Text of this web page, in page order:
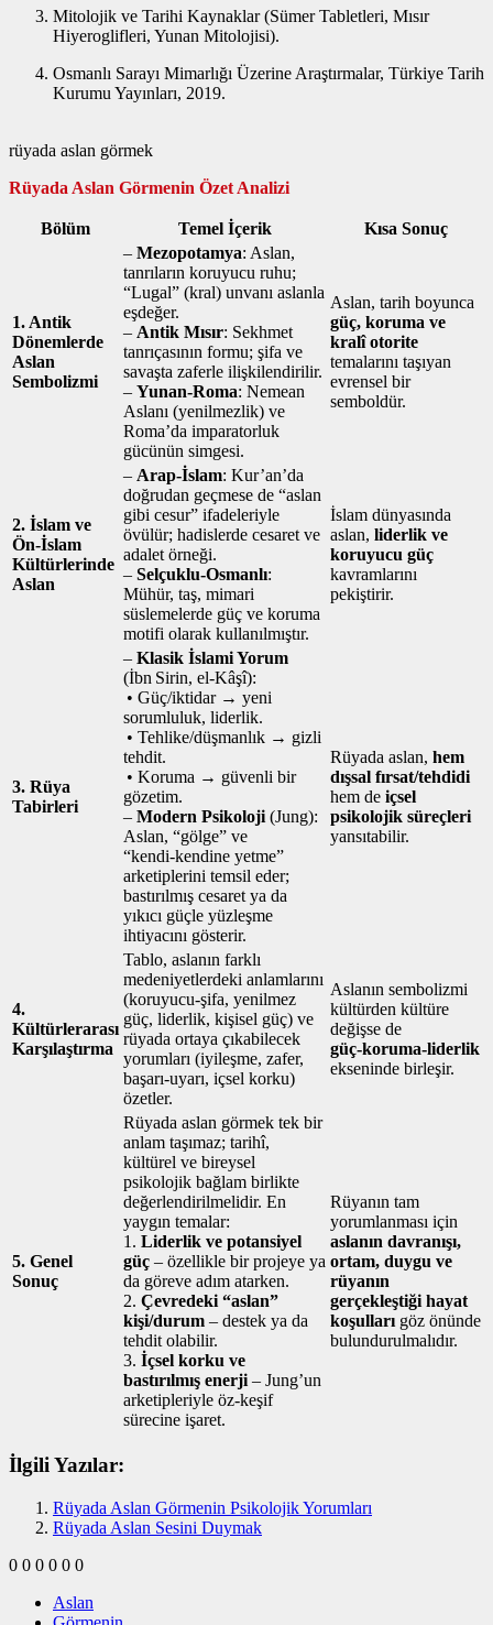
Mitolojik ve Tarihi Kaynaklar (Sümer Tabletleri, Mısır
Hiyeroglifleri, Yunan Mitolojisi).
Osmanlı Sarayı Mimarlığı Üzerine Araştırmalar, Türkiye Tarih
Kurumu Yayınları, 2019.
rüyada aslan görmek
Rüyada Aslan Görmenin Özet Analizi
Bölüm Temel İçerik Kısa Sonuç
1. Antik
Dönemlerde
Aslan
Sembolizmi
– Mezopotamya: Aslan,
tanrıların koruyucu ruhu;
“Lugal” (kral) unvanı aslanla
eşdeğer.
– Antik Mısır: Sekhmet
tanrıçasının formu; şifa ve
savaşta zaferle ilişkilendirilir.
– Yunan‑Roma: Nemean
Aslanı (yenilmezlik) ve
Roma’da imparatorluk
gücünün simgesi.
Aslan, tarih boyunca
güç, koruma ve
kralî otorite
temalarını taşıyan
evrensel bir
semboldür.
2. İslam ve
Ön‑İslam
Kültürlerinde
Aslan
– Arap‑İslam: Kur’an’da
doğrudan geçmese de “aslan
gibi cesur” ifadeleriyle
övülür; hadislerde cesaret ve
adalet örneği.
– Selçuklu‑Osmanlı:
Mühür, taş, mimari
süslemelerde güç ve koruma
motifi olarak kullanılmıştır.
İslam dünyasında
aslan, liderlik ve
koruyucu güç
kavramlarını
pekiştirir.
3. Rüya
Tabirleri
– Klasik İslami Yorum
(İbn Sirin, el‑Kâşî):
• Güç/iktidar → yeni
sorumluluk, liderlik.
• Tehlike/düşmanlık → gizli
tehdit.
• Koruma → güvenli bir
gözetim.
– Modern Psikoloji (Jung):
Aslan, “gölge” ve
“kendi‑kendine yetme”
arketiplerini temsil eder;
bastırılmış cesaret ya da
yıkıcı güçle yüzleşme
ihtiyacını gösterir.
Rüyada aslan, hem
dışsal fırsat/tehdidi
hem de içsel
psikolojik süreçleri
yansıtabilir.
4.
Kültürlerarası
Karşılaştırma
Tablo, aslanın farklı
medeniyetlerdeki anlamlarını
(koruyucu‑şifa, yenilmez
güç, liderlik, kişisel güç) ve
rüyada ortaya çıkabilecek
yorumları (iyileşme, zafer,
başarı‑uyarı, içsel korku)
özetler.
Aslanın sembolizmi
kültürden kültüre
değişse de
güç‑koruma‑liderlik
ekseninde birleşir.
5. Genel
Sonuç
Rüyada aslan görmek tek bir
anlam taşımaz; tarihî,
kültürel ve bireysel
psikolojik bağlam birlikte
değerlendirilmelidir. En
yaygın temalar:
1. Liderlik ve potansiyel
güç – özellikle bir projeye ya
da göreve adım atarken.
2. Çevredeki “aslan”
kişi/durum – destek ya da
tehdit olabilir.
3. İçsel korku ve
bastırılmış enerji – Jung’un
arketipleriyle öz‑keşif
sürecine işaret.
Rüyanın tam
yorumlanması için
aslanın davranışı,
ortam, duygu ve
rüyanın
gerçekleştiği hayat
koşulları göz önünde
bulundurulmalıdır.
İlgili Yazılar:
Rüyada Aslan Görmenin Psikolojik Yorumları
Rüyada Aslan Sesini Duymak
0 0 0 0 0 0
Aslan